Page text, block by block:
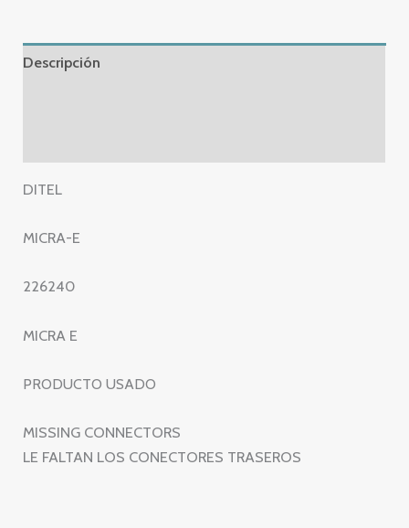
MICRA
E
Descripción
DITEL
MICRA-E
226240
MICRA E
PRODUCTO USADO
MISSING CONNECTORS
LE FALTAN LOS CONECTORES TRASEROS